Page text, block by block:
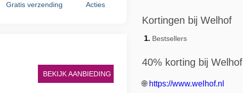
Gratis verzending Acties
BEKIJK AANBIEDING
Kortingen bij Welhof
Bestsellers
40% korting bij Welhof
🌐 https://www.welhof.nl